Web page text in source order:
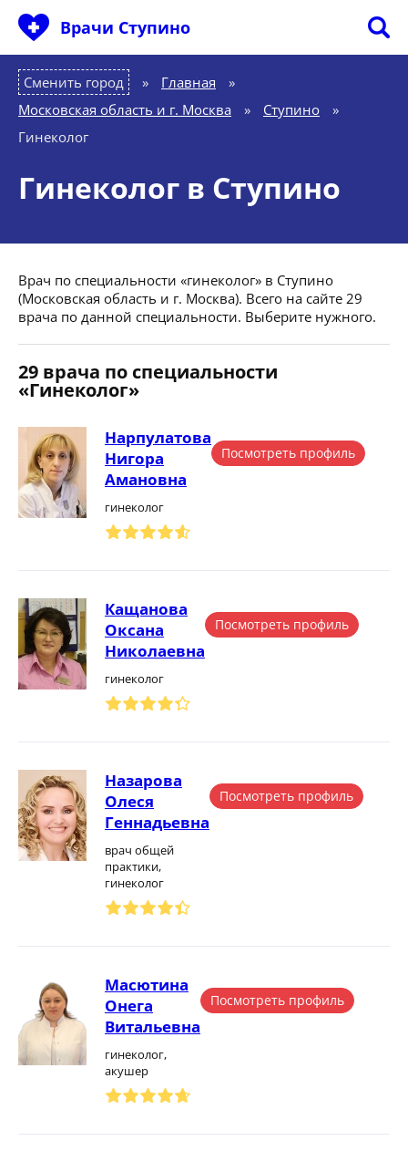
Врачи Ступино
Сменить город Главная
»
Московская область и г. Москва
» Ступино
»
Гинеколог
Гинеколог в Ступино
Врач по специальности «гинеколог» в Ступино
(Московская область и г. Москва). Всего на сайте 29
врача по данной специальности. Выберите нужного.
29 врача по специальности
«Гинеколог»
Нарпулатова
Нигора
Амановна
гинеколог
Посмотреть профиль
Кащанова
Оксана
Николаевна
гинеколог
Посмотреть профиль
Назарова
Олеся
Геннадьевна
врач общей
практики,
гинеколог
Посмотреть профиль
Масютина
Онега
Витальевна
гинеколог,
акушер
Посмотреть профиль